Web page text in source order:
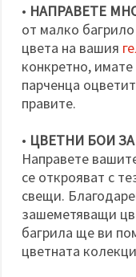
• НАПРАВЕТЕ
от малко
цвета на вашия
конкретно,
парченца
правите.
• ЦВЕТНИ БОИ
Направете
се открояват с
свещи.
зашеметяващи
багрила ще ви
цветната